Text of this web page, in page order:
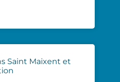
Saint Maixent et